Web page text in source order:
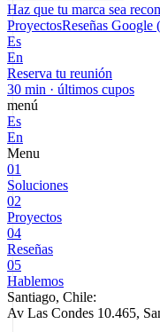
Haz que tu marca sea
ProyectosReseñas Google
Es
En
Reserva tu reunión
30 min · últimos cupos
menú
Es
En
Menu
01
Soluciones
02
Proyectos
04
Reseñas
05
Hablemos
Santiago, Chile:
Av Las Condes 10.465,